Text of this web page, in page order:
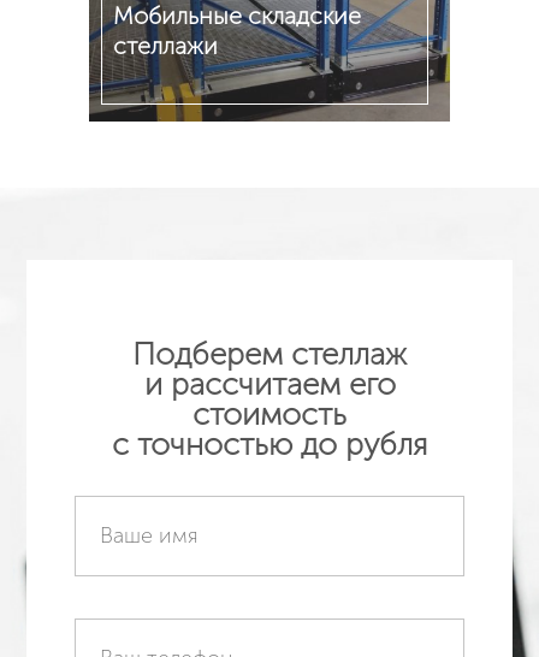
Мобильные складские
стеллажи
Подберем стеллаж
и рассчитаем его
стоимость
с точностью до рубля